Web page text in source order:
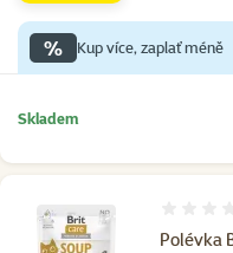
% Kup více, zaplať méně
Skladem
Polévka